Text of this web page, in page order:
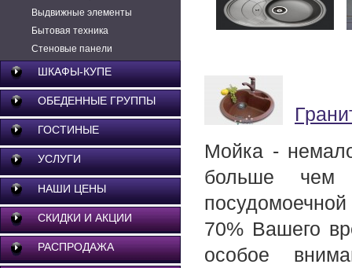
Выдвижные элементы
Бытовая техника
Стеновые панели
ШКАФЫ-КУПЕ
ОБЕДЕННЫЕ ГРУППЫ
ГОСТИНЫЕ
УСЛУГИ
НАШИ ЦЕНЫ
СКИДКИ И АКЦИИ
РАСПРОДАЖА
Мойка -
больше чем
70% Вашего
особое